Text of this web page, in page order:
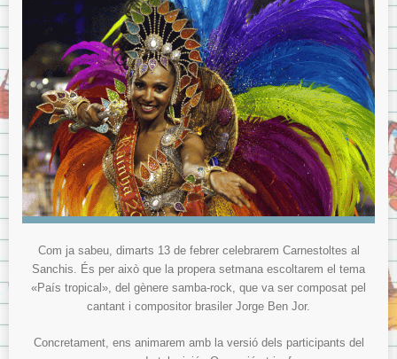
Com ja sabeu, dimarts 13 de febrer celebrarem Carnestoltes al
Sanchis. És per això que la propera setmana escoltarem el tema
«País tropical», del gènere samba-rock, que va ser composat pel
cantant i compositor brasiler Jorge Ben Jor.
Concretament, ens animarem amb la versió dels participants del